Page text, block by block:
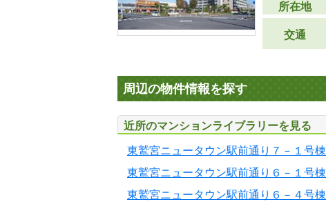
所在地
交通
周辺の物件情報を探す
近所のマンションライブラリーを見る
東鷲宮ニュータウン駅前通り７－１号棟
東鷲宮ニュータウン駅前通り６－１号棟
東鷲宮ニュータウン駅前通り６－４号棟